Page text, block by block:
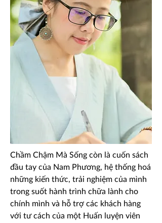
Chầm Chậm Mà Sống còn là cuốn sách
đầu tay của Nam Phương, hệ thống hoá
những kiến thức, trải nghiệm của mình
trong suốt hành trình chữa lành cho
chính mình và hỗ trợ các khách hàng
với tư cách của một Huấn luyện viên